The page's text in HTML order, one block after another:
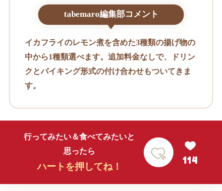
tabemaro編集部コメント
イカフライのレモン煮を含めた3種類の揚げ物の
中から1種類選べます。追加料金なしで、ドリン
クとバイキング形式の付け合わせもついてきま
す。
行ってみたい＆食べてみたいと
思ったら
ハートを押してね！
114